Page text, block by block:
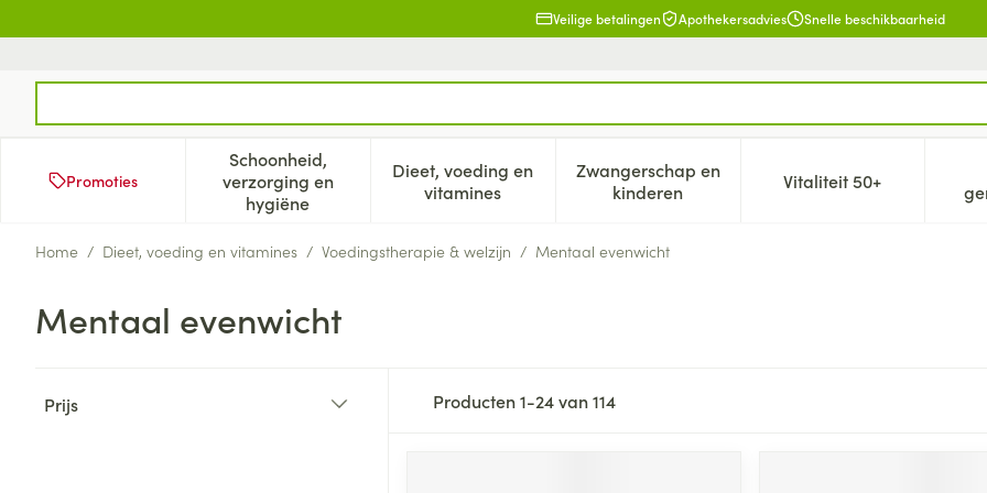
Veilige betalingen Apothekersadvies Snelle beschikbaarheid
Promoties
Schoonheid,
verzorging en
hygiëne
Toon submenu voor Schoonheid, verzorging en hygiëne categorie
Dieet, voeding en
vitaminesToon submenu voor Dieet, voeding en vitamines categorie
Zwangerschap en
kinderenToon submenu voor Zwangerschap en
Vitaliteit 50+Toon submenu
Home / Dieet, voeding en vitamines / Voedingstherapie & welzijn / Mentaal evenwicht
Mentaal evenwicht
Prijs
Producten1-24van114